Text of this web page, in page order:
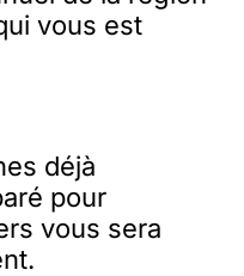
vous est
déjà
pour
vous sera